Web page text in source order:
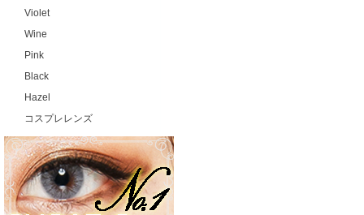
Violet
Wine
Pink
Black
Hazel
コスプレレンズ